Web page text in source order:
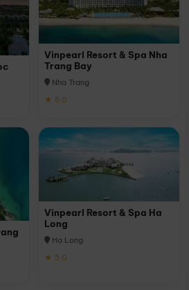
Vinpearl Resort & Spa Nha
Trang Bay
Nha Trang
★ 5.0
Vinpearl Resort & Spa Ha
Long
Hạ Long
★ 5.0